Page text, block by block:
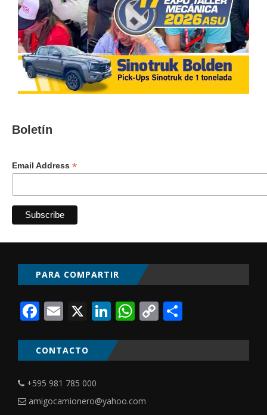
Boletín
Email Address *
PARA COMPARTIR
Facebook
Email
X LinkedIn
WhatsApp
Copy
CONTACTO
+595 981 785 000
amigocamionero@yahoo.com